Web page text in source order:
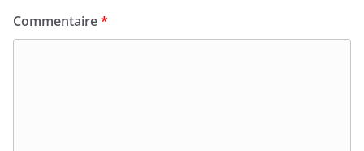
Commentaire*